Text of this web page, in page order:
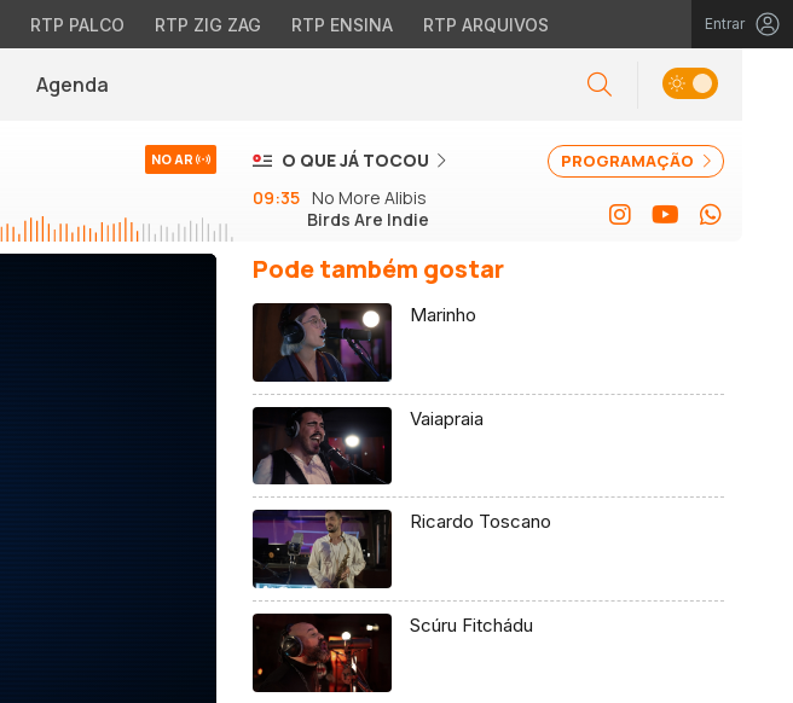
RTP PALCO RTP ZIG ZAG RTP ENSINA RTP ARQUIVOS Entrar
Agenda
NO AR PROGRAMAÇÃO
O QUE JÁ TOCOU
09:35 No More Alibis
Birds Are Indie
Pode também gostar
Marinho
Vaiapraia
Ricardo Toscano
Scúru Fitchádu